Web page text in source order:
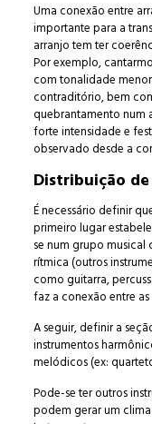
Uma conexão entre
importante para a
arranjo tem ter
Por exemplo,
com tonalidade
contraditório, bem
quebrantamento num
forte intensidade e
observado desde a
Distribuição
É necessário definir
primeiro lugar
se num grupo
rítmica (outros
como guitarra,
faz a conexão entre
A seguir, definir a
instrumentos
melódicos (ex:
Pode-se ter outros
podem gerar um